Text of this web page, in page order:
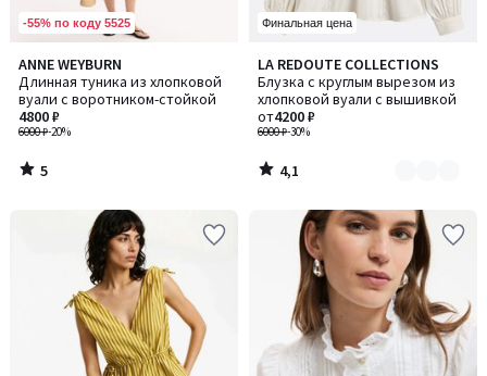
-55% по коду 5525
ANNE WEYBURN
Длинная туника из хлопковой
вуали с воротником-стойкой
6000 ₽-20%
4800 ₽
5
/
5
5
/
Финальная цена
LA REDOUTE COLLECTIONS
Блузка с круглым вырезом из
хлопковой вуали с вышивкой
6000 ₽-30%
от4200 ₽
4,1
/ 5
Количество
цветов:
2
4,1
/